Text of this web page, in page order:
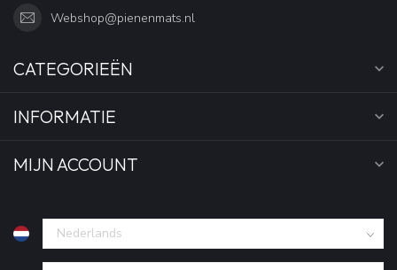
Webshop@pienenmats.nl
CATEGORIEËN
INFORMATIE
MIJN ACCOUNT